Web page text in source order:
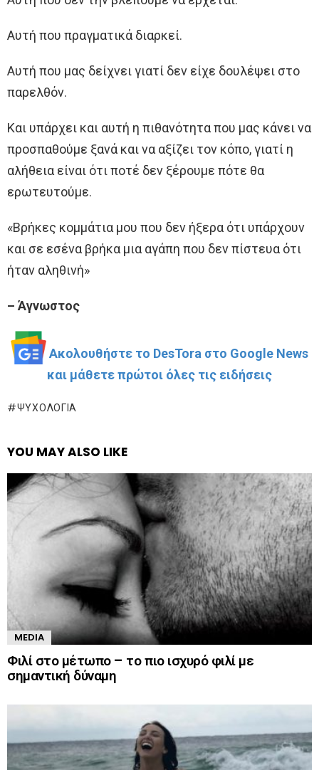
Αυτή που πραγματικά διαρκεί.
Αυτή που μας δείχνει γιατί δεν είχε δουλέψει στο
παρελθόν.
Και υπάρχει και αυτή η πιθανότητα που μας κάνει να
προσπαθούμε ξανά και να αξίζει τον κόπο, γιατί η
αλήθεια είναι ότι ποτέ δεν ξέρουμε πότε θα
ερωτευτούμε.
«Βρήκες κομμάτια μου που δεν ήξερα ότι υπάρχουν
και σε εσένα βρήκα μια αγάπη που δεν πίστευα ότι
ήταν αληθινή»
– Άγνωστος
Ακολουθήστε το DesTora στο Google News
και μάθετε πρώτοι όλες τις ειδήσεις
ΨΥΧΟΛΟΓΊΑ
YOU MAY ALSO LIKE
MEDIA
Φιλί στο μέτωπο – το πιο ισχυρό φιλί με
σημαντική δύναμη